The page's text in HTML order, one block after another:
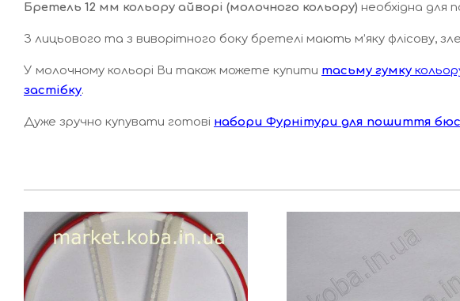
Бретель 12 мм кольору айворі (молочного кольору) необхідна
З лицьового та з виворітного боку бретелі мають м’яку флісову,
У молочному кольорі Ви також можете купити тасьму гумку
застібку.
Дуже зручно купувати готові набори Фурнітури для пошиття